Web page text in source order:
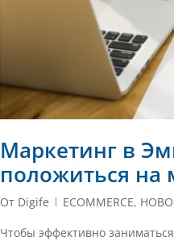
Маркетинг в
положиться на
От Digife ECOMMERCE,
Чтобы эффективно